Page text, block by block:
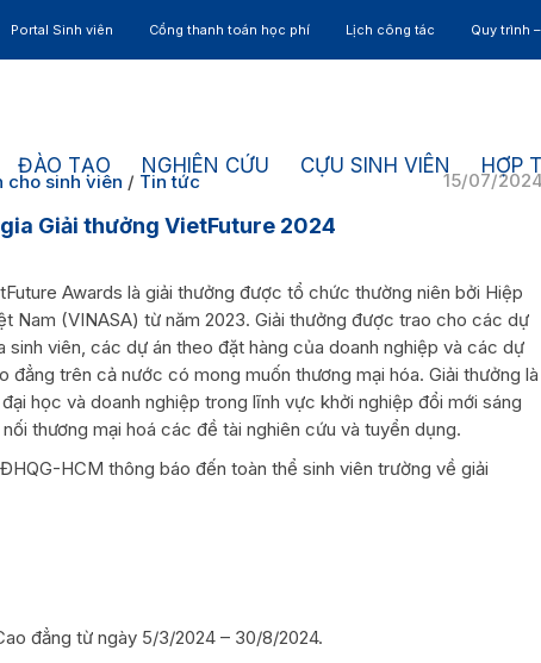
Portal Sinh viên Cổng thanh toán học phí Lịch công tác Quy trình
ĐÀO TẠO NGHIÊN CỨU CỰU SINH VIÊN HỢP
15/07/
cho sinh viên / Tin tức
Giải thưởng VietFuture 2024
Awards là giải thưởng được tổ chức thường niên bởi Hiệp
Nam (VINASA) từ năm 2023. Giải thưởng được trao cho các dự
sinh viên, các dự án theo đặt hàng của doanh nghiệp và các dự
đẳng trên cả nước có mong muốn thương mại hóa. Giải thưởng là
học và doanh nghiệp trong lĩnh vực khởi nghiệp đổi mới sáng
thương mại hoá các đề tài nghiên cứu và tuyển dụng.
HCM thông báo đến toàn thể sinh viên trường về giải
đẳng từ ngày 5/3/2024 – 30/8/2024.